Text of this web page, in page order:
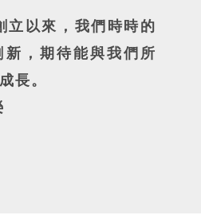
立以來，我們時時的
，期待能與我們所
長。